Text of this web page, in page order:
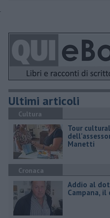
Ultimi articoli
Cultura
Tour
Manetti
Cronaca
Addio al
Campana,